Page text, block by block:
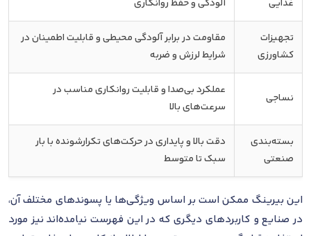
غذایی
آلودگی و حفظ روانکاری
تجهیزات
کشاورزی
مقاومت در برابر آلودگی محیطی و قابلیت اطمینان در
شرایط لرزش و ضربه
نساجی
عملکرد بی‌صدا و قابلیت روانکاری مناسب در
سرعت‌های بالا
بسته‌بندی
صنعتی
دقت بالا و پایداری در حرکت‌های تکرارشونده با بار
سبک تا متوسط
این بیرینگ ممکن است بر اساس ویژگی‌ها یا پسوندهای مختلف آن،
در صنایع و کاربردهای دیگری که در این فهرست نیامده‌اند نیز مورد